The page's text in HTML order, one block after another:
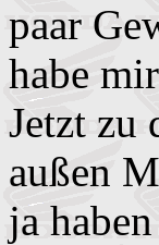
paar
habe
Jetzt zu
außen
ja